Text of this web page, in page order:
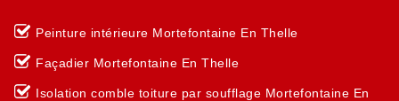
Peinture intérieure Mortefontaine En Thelle
Façadier Mortefontaine En Thelle
Isolation comble toiture par soufflage Mortefontaine En